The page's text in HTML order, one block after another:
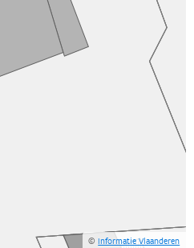
©Informatie Vlaanderen